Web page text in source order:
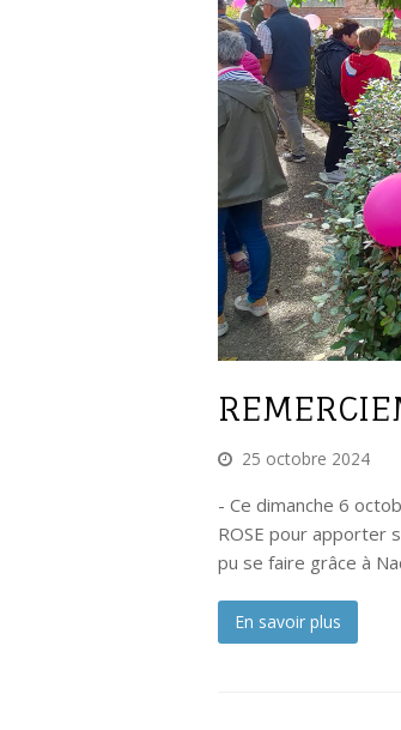
25 octobre 2024
- Ce dimanche 6
ROSE pour apporter
pu se faire grâce à
En savoir plus